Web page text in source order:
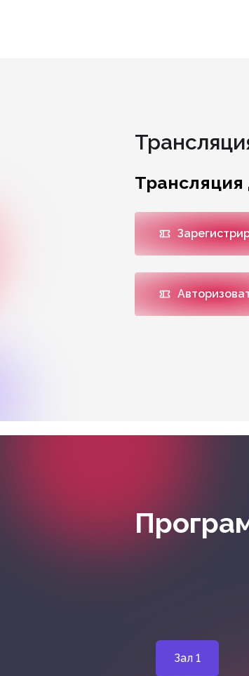
Трансляция
Зал 1